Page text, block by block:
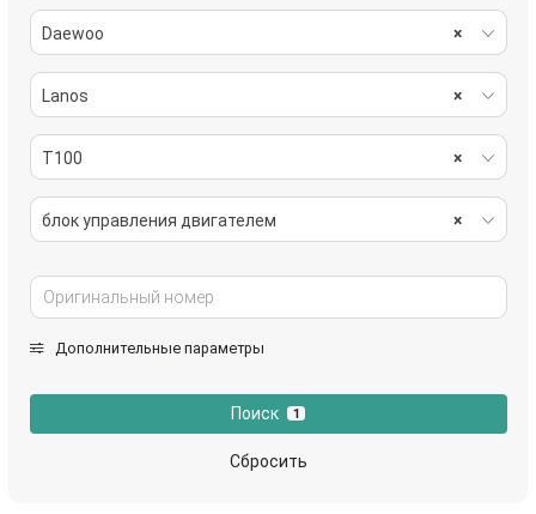
×
Daewoo
×
Lanos
×
T100
×
блок управления двигателем
Дополнительные параметры
Поиск 1
Сбросить